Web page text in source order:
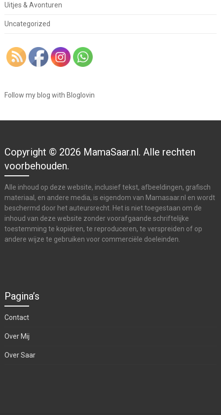
Uitjes & Avonturen
Uncategorized
Follow my blog with Bloglovin
Copyright © 2026 MamaSaar.nl. Alle rechten
voorbehouden.
Alle inhoud op deze website, inclusief tekst, afbeeldingen, grafisch
materiaal, en andere media, is eigendom van Mamasaar.nl en wordt
beschermd door het auteursrecht. Het is niet toegestaan om de
inhoud van deze website zonder voorafgaande schriftelijke
toestemming te kopiëren, te reproduceren, te verspreiden of op
andere wijze te gebruiken voor commerciële doeleinden.
Pagina’s
Contact
Over Mij
Over Saar